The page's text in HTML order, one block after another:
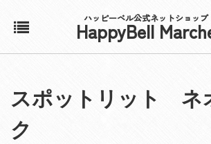
ハッピーベル公式ネットショップ
HappyBell
アカウント
カート
スポットリット ネ
ク